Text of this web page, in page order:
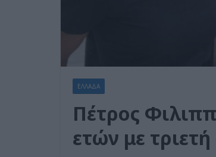
ΕΛΛΑΔΑ
Πέτρος
ετών με